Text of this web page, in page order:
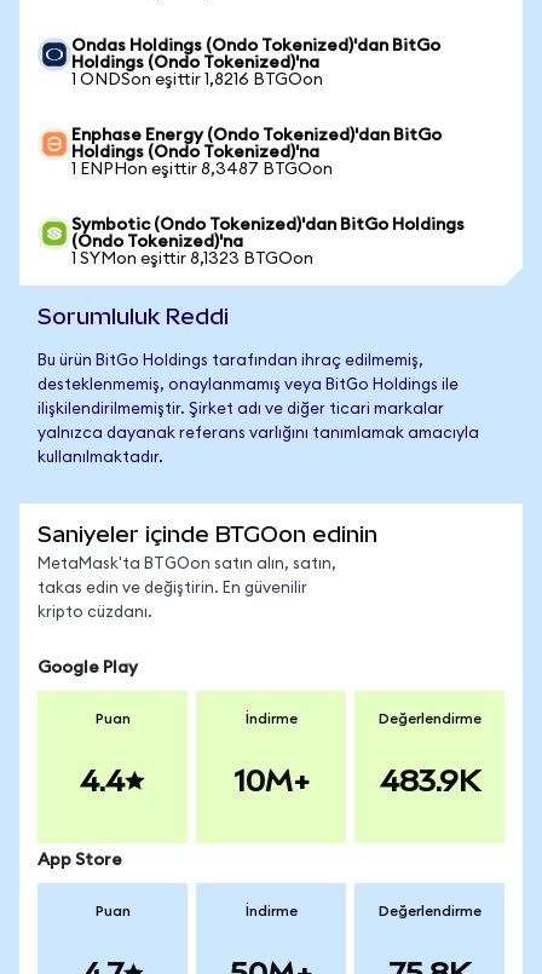
Ondas Holdings (Ondo Tokenized)'dan BitGo
Holdings (Ondo Tokenized)'na
1 ONDSon eşittir 1,8216 BTGOon
Enphase Energy (Ondo Tokenized)'dan BitGo
Holdings (Ondo Tokenized)'na
1 ENPHon eşittir 8,3487 BTGOon
Symbotic (Ondo Tokenized)'dan BitGo Holdings
(Ondo Tokenized)'na
1 SYMon eşittir 8,1323 BTGOon
Sorumluluk Reddi
Bu ürün BitGo Holdings tarafından ihraç edilmemiş,
desteklenmemiş, onaylanmamış veya BitGo Holdings ile
ilişkilendirilmemiştir. Şirket adı ve diğer ticari markalar
yalnızca dayanak referans varlığını tanımlamak amacıyla
kullanılmaktadır.
Saniyeler içinde BTGOon edinin
MetaMask'ta BTGOon satın alın, satın,
takas edin ve değiştirin. En güvenilir
kripto cüzdanı.
Google Play
Puan
4.4
İndirme
10M+
Değerlendirme
483.9K
App Store
Puan İndirme Değerlendirme